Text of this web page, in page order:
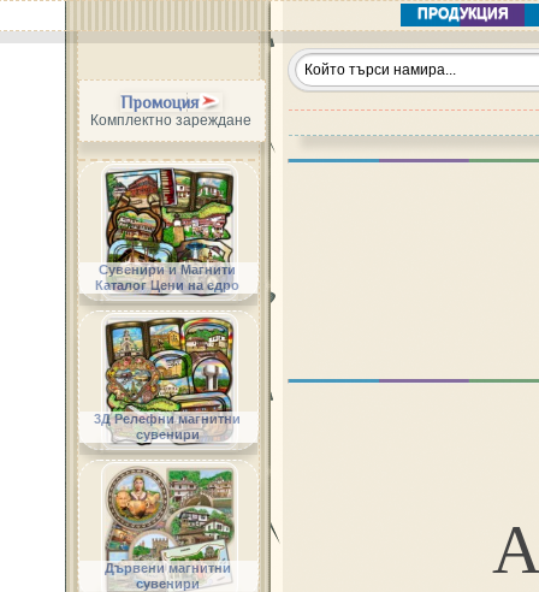
ПРОДУКЦИЯ
Промоция
Комплектно зареждане
Сувенири и Магнити
Каталог Цени на едро
3Д Релефни магнитни
сувенири
Дървени магнитни
сувенири